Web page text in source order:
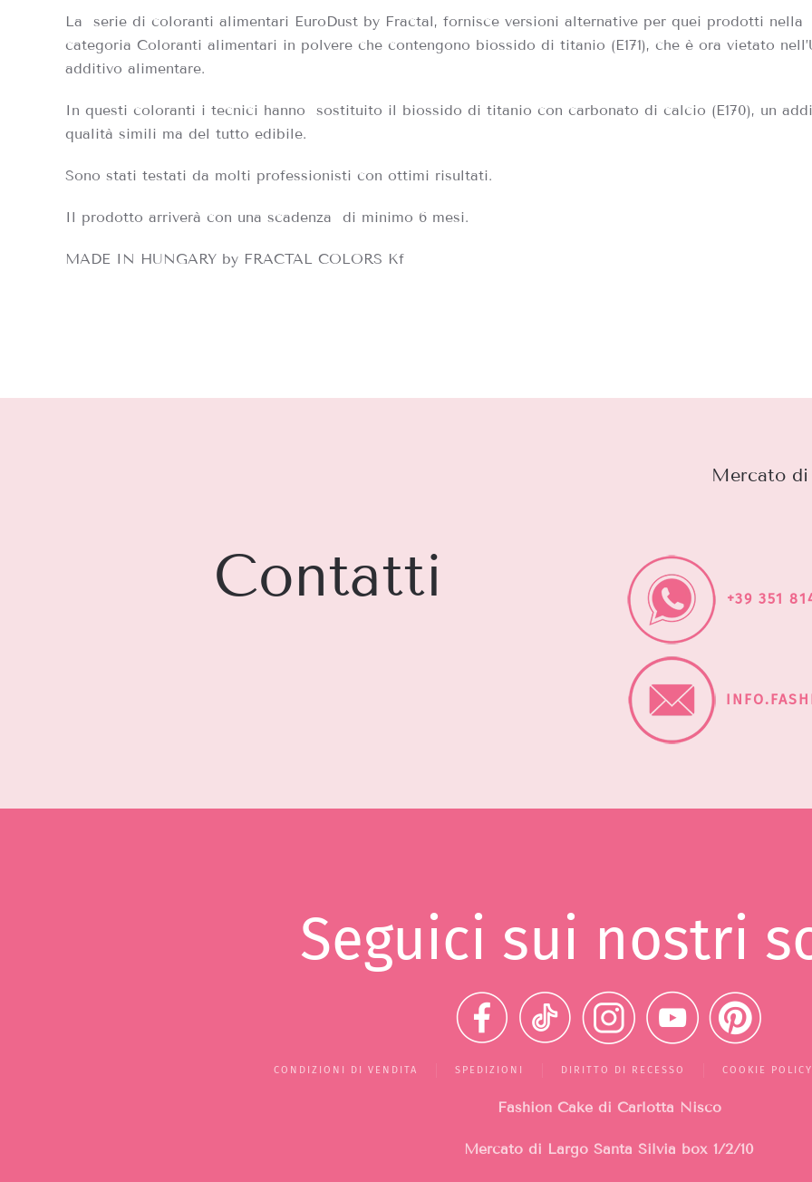
La
serie di coloranti alimentari EuroDust by Fractal, fornisce versioni alternative per quei prodotti nella
categoria Coloranti alimentari in polvere che contengono biossido di titanio (E171), che è ora vietato
additivo alimentare.
In questi coloranti i tecnici hanno
sostituito il biossido di titanio con carbonato di calcio (E170), un
qualità simili ma del tutto edibile.
Sono stati testati da molti professionisti con ottimi risultati.
Il prodotto arriverà con una scadenza di minimo 6 mesi.
MADE IN HUNGARY by FRACTAL COLORS Kf
Contatti
Mercato di
+39 351
Seguici sui nostri
CONDIZIONI DI VENDITA SPEDIZIONI DIRITTO DI RECESSO COOKIE POLICY
Fashion Cake di Carlotta Nisco
Mercato di Largo Santa Silvia box 1/2/10